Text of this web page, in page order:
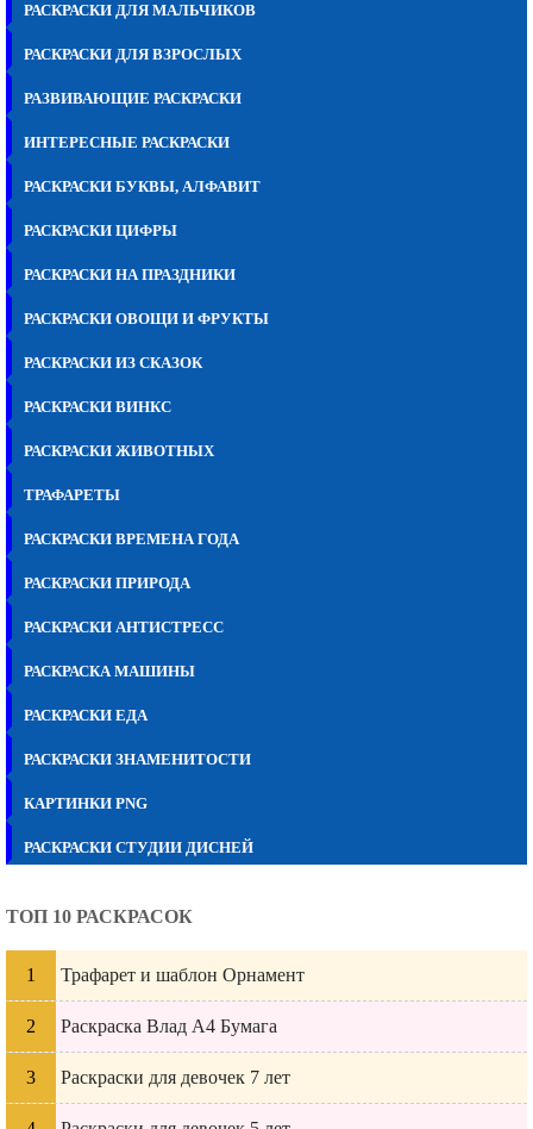
РАСКРАСКИ ДЛЯ МАЛЬЧИКОВ
РАСКРАСКИ ДЛЯ ВЗРОСЛЫХ
РАЗВИВАЮЩИЕ РАСКРАСКИ
ИНТЕРЕСНЫЕ РАСКРАСКИ
РАСКРАСКИ БУКВЫ, АЛФАВИТ
РАСКРАСКИ ЦИФРЫ
РАСКРАСКИ НА ПРАЗДНИКИ
РАСКРАСКИ ОВОЩИ И ФРУКТЫ
РАСКРАСКИ ИЗ СКАЗОК
РАСКРАСКИ ВИНКС
РАСКРАСКИ ЖИВОТНЫХ
ТРАФАРЕТЫ
РАСКРАСКИ ВРЕМЕНА ГОДА
РАСКРАСКИ ПРИРОДА
РАСКРАСКИ АНТИСТРЕСС
РАСКРАСКА МАШИНЫ
РАСКРАСКИ ЕДА
РАСКРАСКИ ЗНАМЕНИТОСТИ
КАРТИНКИ PNG
РАСКРАСКИ СТУДИИ ДИСНЕЙ
ТОП 10 РАСКРАСОК
Трафарет и шаблон Орнамент
Раскраска Влад А4 Бумага
Раскраски для девочек 7 лет